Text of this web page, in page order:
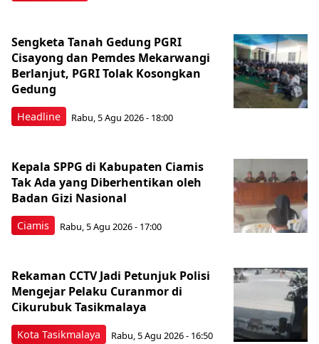
Headline
Sengketa Tanah Gedung PGRI
Cisayong dan Pemdes Mekarwangi
Berlanjut, PGRI Tolak Kosongkan
Gedung
Rabu, 5 Agu 2026 - 18:00
Ciamis
Kepala SPPG di Kabupaten Ciamis
Tak Ada yang Diberhentikan oleh
Badan Gizi Nasional
Rabu, 5 Agu 2026 - 17:00
Kota Tasikmalaya
Rekaman CCTV Jadi Petunjuk Polisi
Mengejar Pelaku Curanmor di
Cikurubuk Tasikmalaya
Rabu, 5 Agu 2026 - 16:50